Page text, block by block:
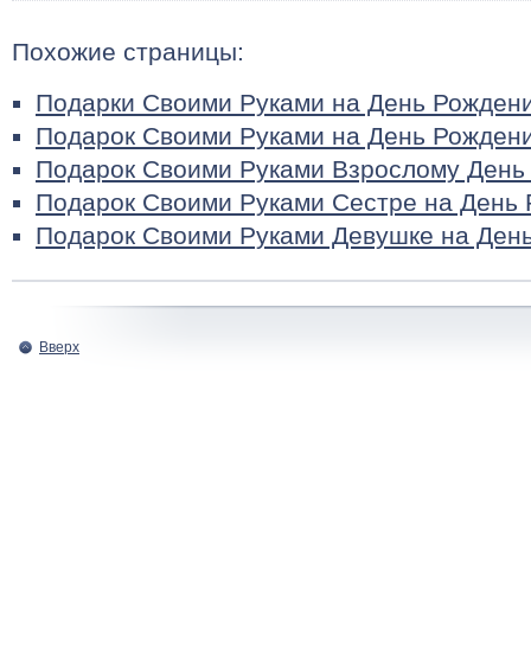
Похожие страницы:
Подарки Своими Руками на День
Подарок Своими Руками на День
Подарок Своими Руками Взрослому
Подарок Своими Руками Сестре на День
Подарок Своими Руками Девушке на
Вверх